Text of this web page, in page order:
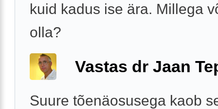
kuid kadus ise ära. Millega
olla?
Vastas dr Jaan
Suure tõenäosusega kaob